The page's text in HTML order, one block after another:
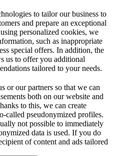
to tailor our business to
and prepare an exceptional
personalized cookies, we
such as inappropriate
special offers. In addition, the
us to offer you additional
tailored to your needs.
or our partners so that we can
both on our website and
to this, we can create
called pseudonymized profiles.
not possible to immediately
data is used. If you do
of content and ads tailored